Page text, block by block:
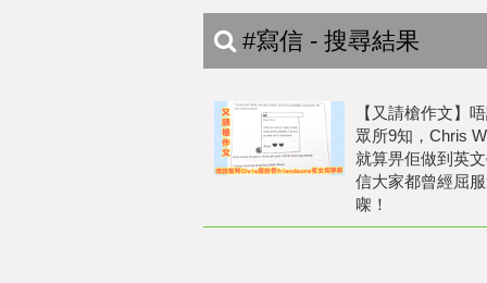
#寫信 - 搜尋結果
【又請槍作文】
眾所9知，Chris
就算畀佢做到英
信大家都曾經屈
㗎！